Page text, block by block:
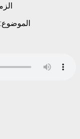
الزمان: 2013-12-15